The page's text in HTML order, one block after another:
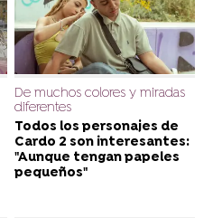
De muchos colores y miradas
diferentes
Todos los personajes de
Cardo 2 son interesantes:
"Aunque tengan papeles
pequeños"